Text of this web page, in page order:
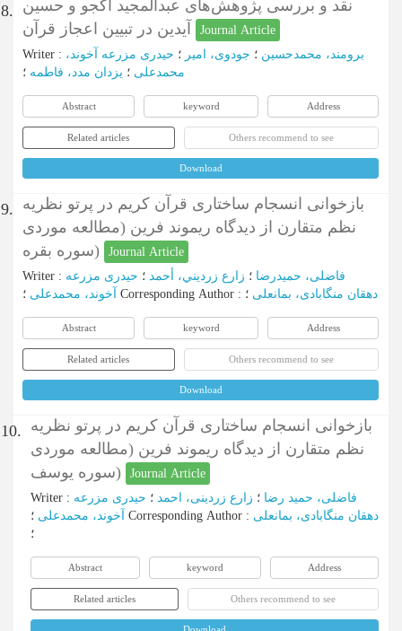
8. نقد و بررسی پژوهش‌های عبدالمجید اکجو و حسین
Journal Article
Writer : برومند، محمدحسین ؛ جودوی، امیر ؛ حیدری مزرعه آخوند،
محمدعلی ؛ یزدان مدد، فاطمه ؛
Abstract keyword Address
Related articles Others recommend to see
Download
9. بازخوانی انسجام ساختاری قرآن کریم در پرتو نظریه
نظم متقارن از دیدگاه ریموند فرین (مطالعه موردی
سوره بقره)
Journal Article
Writer : فاضلی، حمیدرضا ؛ زارع زردیني، أحمد ؛ حیدری مزرعه
آخوند، محمدعلی Corresponding Author : دهقان منگابادی، بمانعلی ؛
Abstract keyword Address
Related articles Others recommend to see
Download
10. بازخوانی انسجام ساختاری قرآن کریم در پرتو نظریه
نظم متقارن از دیدگاه ریموند فرین (مطالعه موردی
سوره یوسف)
Journal Article
Writer : فاضلی، حمید رضا ؛ زارع زردینی، احمد ؛ حیدری مزرعه
آخوند، محمدعلی Corresponding Author : دهقان منگابادی، بمانعلی
؛
Abstract keyword Address
Related articles Others recommend to see